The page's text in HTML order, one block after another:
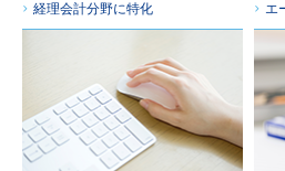
経理会計分野に特化 エ